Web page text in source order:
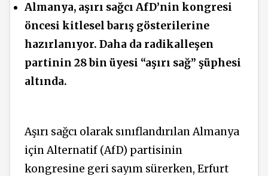
Almanya, aşırı sağcı AfD’nin kongresi
öncesi kitlesel barış gösterilerine
hazırlanıyor. Daha da radikalleşen
partinin 28 bin üyesi “aşırı sağ” şüphesi
altında.
Aşırı sağcı olarak sınıflandırılan Almanya
için Alternatif (AfD) partisinin
kongresine geri sayım sürerken, Erfurt